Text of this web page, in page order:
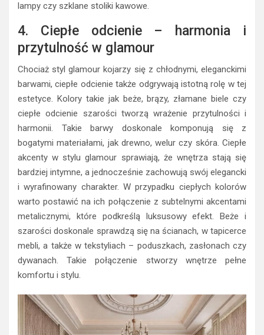
lampy czy szklane stoliki kawowe.
4. Ciepłe odcienie – harmonia i
przytulność w glamour
Chociaż styl glamour kojarzy się z chłodnymi, eleganckimi
barwami, ciepłe odcienie także odgrywają istotną rolę w tej
estetyce. Kolory takie jak beże, brązy, złamane biele czy
ciepłe odcienie szarości tworzą wrażenie przytulności i
harmonii. Takie barwy doskonale komponują się z
bogatymi materiałami, jak drewno, welur czy skóra. Ciepłe
akcenty w stylu glamour sprawiają, że wnętrza stają się
bardziej intymne, a jednocześnie zachowują swój elegancki
i wyrafinowany charakter. W przypadku ciepłych kolorów
warto postawić na ich połączenie z subtelnymi akcentami
metalicznymi, które podkreślą luksusowy efekt. Beże i
szarości doskonale sprawdzą się na ścianach, w tapicerce
mebli, a także w tekstyliach – poduszkach, zasłonach czy
dywanach. Takie połączenie stworzy wnętrze pełne
komfortu i stylu.